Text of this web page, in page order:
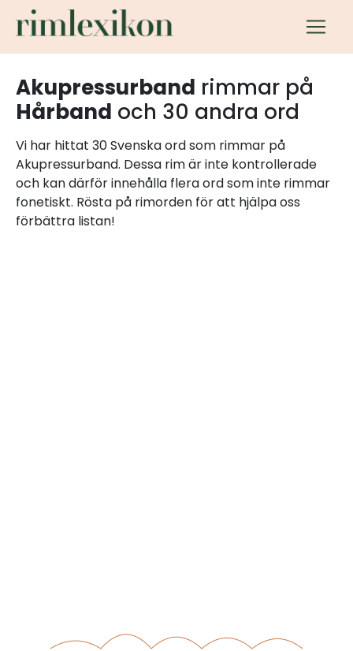
Akupressurband rimmar på
Hårband och 30 andra ord
Vi har hittat 30 Svenska ord som rimmar på
Akupressurband. Dessa rim är inte kontrollerade
och kan därför innehålla flera ord som inte rimmar
fonetiskt. Rösta på rimorden för att hjälpa oss
förbättra listan!